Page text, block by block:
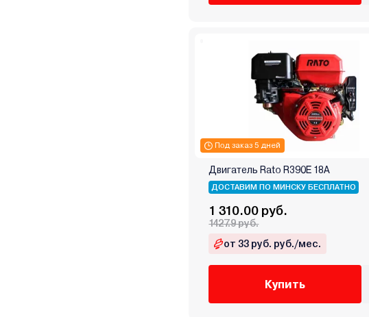
Под заказ 5 дней
Двигатель Rato R390Е 18А
ДОСТАВИМ ПО МИНСКУ БЕСПЛАТНО
1 310.00 руб.
1427.9 руб.
от 33 руб. руб./мес.
Купить